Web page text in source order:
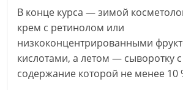
В конце курса — зимой
крем с ретинолом или
низкоконцентрированными
кислотами, а летом — сыворотку
содержание которой не менее 10